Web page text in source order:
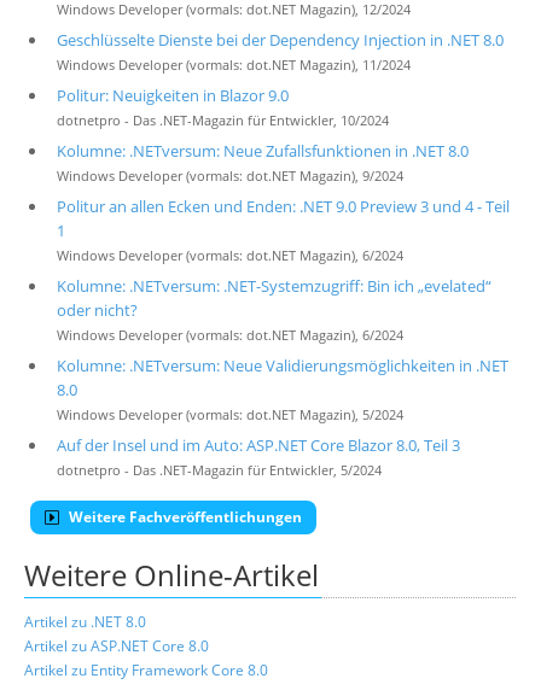
Windows Developer (vormals: dot.NET Magazin), 12/2024
Geschlüsselte Dienste bei der Dependency Injection in .NET 8.0
Windows Developer (vormals: dot.NET Magazin), 11/2024
Politur: Neuigkeiten in Blazor 9.0
dotnetpro - Das .NET-Magazin für Entwickler, 10/2024
Kolumne: .NETversum: Neue Zufallsfunktionen in .NET 8.0
Windows Developer (vormals: dot.NET Magazin), 9/2024
Politur an allen Ecken und Enden: .NET 9.0 Preview 3 und 4 - Teil
1
Windows Developer (vormals: dot.NET Magazin), 6/2024
Kolumne: .NETversum: .NET-Systemzugriff: Bin ich „evelated“
oder nicht?
Windows Developer (vormals: dot.NET Magazin), 6/2024
Kolumne: .NETversum: Neue Validierungsmöglichkeiten in .NET
8.0
Windows Developer (vormals: dot.NET Magazin), 5/2024
Auf der Insel und im Auto: ASP.NET Core Blazor 8.0, Teil 3
dotnetpro - Das .NET-Magazin für Entwickler, 5/2024
Weitere Fachveröffentlichungen
Weitere Online-Artikel
Artikel zu .NET 8.0
Artikel zu ASP.NET Core 8.0
Artikel zu Entity Framework Core 8.0